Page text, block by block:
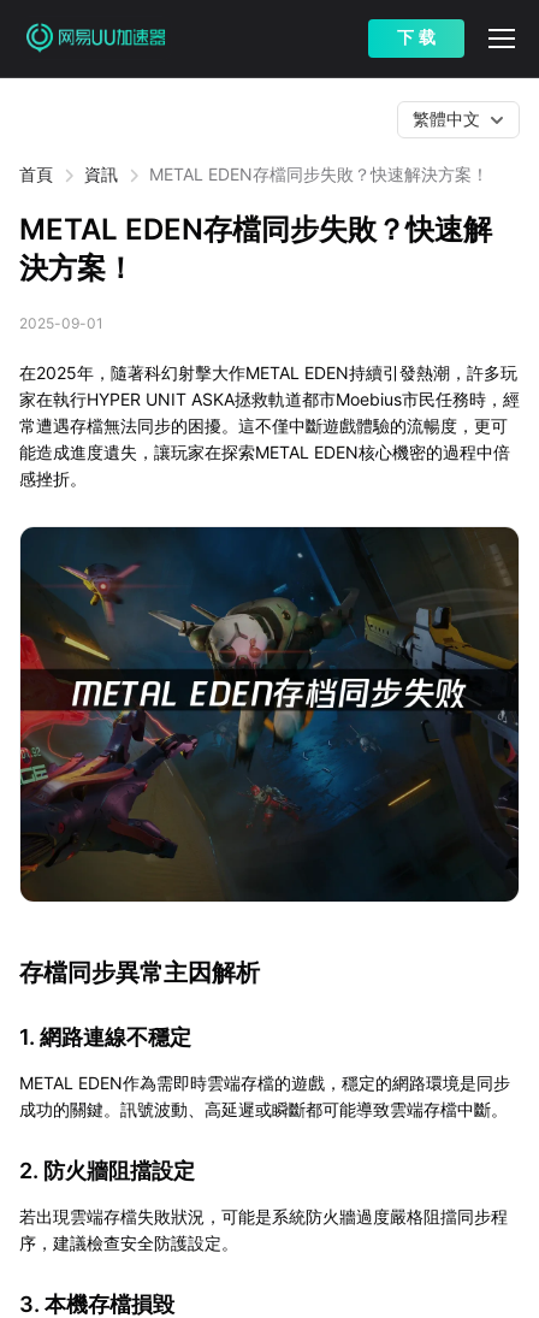
下 载
首頁 資訊 METAL EDEN存檔同步失敗？快速解決方案！
繁體中文
METAL EDEN存檔同步失敗？快速解
決方案！
2025-09-01
在2025年，隨著科幻射擊大作METAL EDEN持續引發熱潮，許多玩
家在執行HYPER UNIT ASKA拯救軌道都市Moebius市民任務時，經
常遭遇存檔無法同步的困擾。這不僅中斷遊戲體驗的流暢度，更可
能造成進度遺失，讓玩家在探索METAL EDEN核心機密的過程中倍
感挫折。
存檔同步異常主因解析
1. 網路連線不穩定
METAL EDEN作為需即時雲端存檔的遊戲，穩定的網路環境是同步
成功的關鍵。訊號波動、高延遲或瞬斷都可能導致雲端存檔中斷。
2. 防火牆阻擋設定
若出現雲端存檔失敗狀況，可能是系統防火牆過度嚴格阻擋同步程
序，建議檢查安全防護設定。
3. 本機存檔損毀